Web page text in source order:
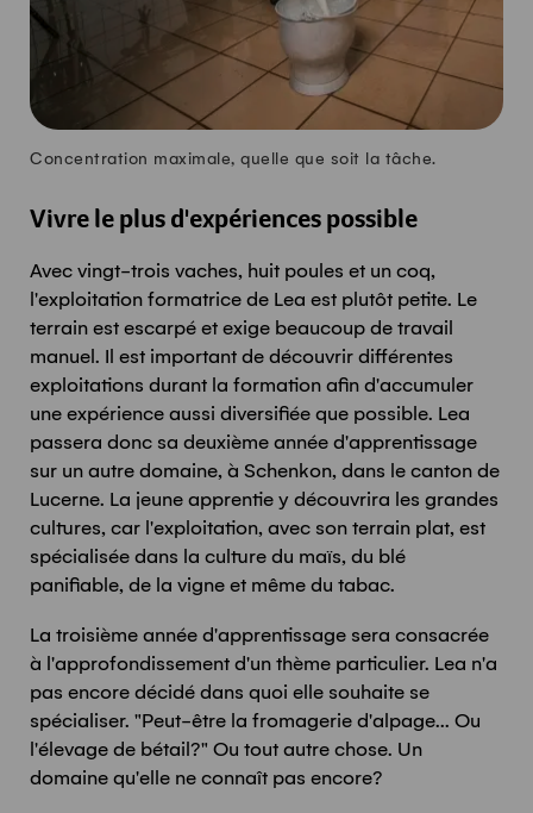
Concentration maximale, quelle que soit la tâche.
Vivre le plus d'expériences possible
Avec vingt-trois vaches, huit poules et un coq,
l'exploitation formatrice de Lea est plutôt petite. Le
terrain est escarpé et exige beaucoup de travail
manuel. Il est important de découvrir différentes
exploitations durant la formation afin d'accumuler
une expérience aussi diversifiée que possible. Lea
passera donc sa deuxième année d'apprentissage
sur un autre domaine, à Schenkon, dans le canton de
Lucerne. La jeune apprentie y découvrira les grandes
cultures, car l'exploitation, avec son terrain plat, est
spécialisée dans la culture du maïs, du blé
panifiable, de la vigne et même du tabac.
La troisième année d'apprentissage sera consacrée
à l'approfondissement d'un thème particulier. Lea n'a
pas encore décidé dans quoi elle souhaite se
spécialiser. "Peut-être la fromagerie d'alpage... Ou
l'élevage de bétail?" Ou tout autre chose. Un
domaine qu'elle ne connaît pas encore?